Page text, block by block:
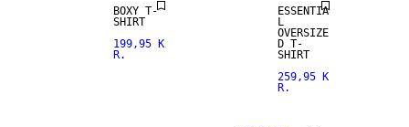
BOXY T-
SHIRT
199,95 K
R.
ESSENTIA
L
OVERSIZE
D T-
SHIRT
259,95 K
R.